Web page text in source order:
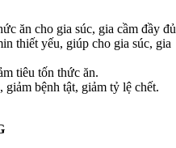
ăn cho gia súc, gia cầm đầy đủ
thiết yếu, giúp cho gia súc, gia
tiêu tốn thức ăn.
giảm bệnh tật, giảm tỷ lệ chết.